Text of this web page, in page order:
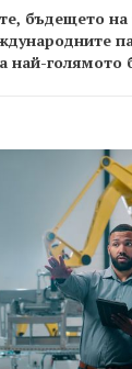
бъдещето на
най-голямото